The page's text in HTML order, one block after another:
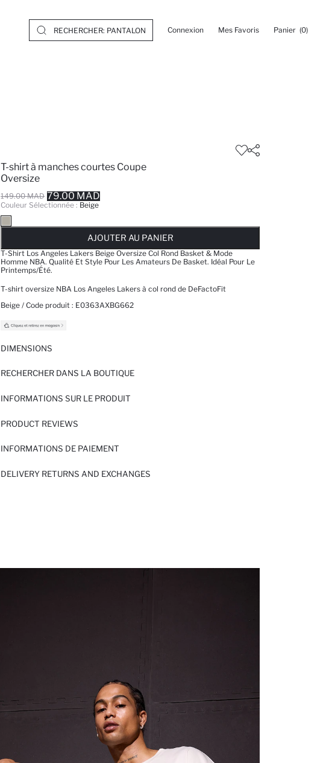
Connexion Mes Favoris Panier (0)
T-shirt à manches courtes Coupe
Oversize
149.00 MAD 79.00 MAD
Couleur Sélectionnée : Beige
AJOUTER AU PANIER
T-Shirt Los Angeles Lakers Beige Oversize Col Rond Basket & Mode
Homme NBA. Qualité Et Style Pour Les Amateurs De Basket. Idéal Pour Le
Printemps/été.
T-shirt oversize NBA Los Angeles Lakers à col rond de DeFactoFit
Beige / Code produit : E0363AXBG662
DIMENSIONS
RECHERCHER DANS LA BOUTIQUE
INFORMATIONS SUR LE PRODUIT
PRODUCT REVIEWS
INFORMATIONS DE PAIEMENT
DELIVERY RETURNS AND EXCHANGES